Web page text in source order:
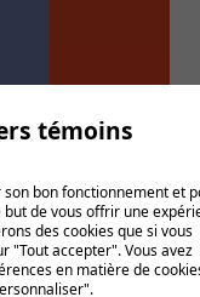
témoins
bon fonctionnement et
de vous offrir une
des cookies que si vous
"Tout accepter". Vous avez
en matière de